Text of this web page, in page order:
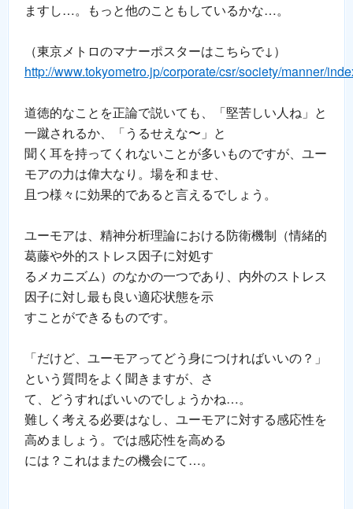
ますし…。もっと他のこともしているかな…。
（東京メトロのマナーポスターはこちらで↓）
http://www.tokyometro.jp/corporate/csr/society/manner/
道徳的なことを正論で説いても、「堅苦しい人ね」と
一蹴されるか、「うるせえな〜」と
聞く耳を持ってくれないことが多いものですが、ユー
モアの力は偉大なり。場を和ませ、
且つ様々に効果的であると言えるでしょう。
ユーモアは、精神分析理論における防衛機制（情緒的
葛藤や外的ストレス因子に対処す
るメカニズム）のなかの一つであり、内外のストレス
因子に対し最も良い適応状態を示
すことができるものです。
「だけど、ユーモアってどう身につければいいの？」
という質問をよく聞きますが、さ
て、どうすればいいのでしょうかね…。
難しく考える必要はなし、ユーモアに対する感応性を
高めましょう。では感応性を高める
には？これはまたの機会にて…。